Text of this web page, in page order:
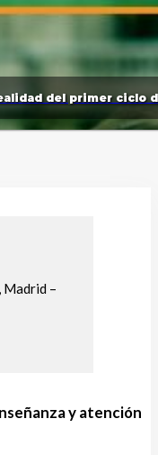
del primer ciclo
–
y atención